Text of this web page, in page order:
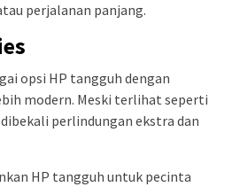
perjalanan panjang.
opsi HP tangguh dengan
modern. Meski terlihat seperti
perlindungan ekstra dan
HP tangguh untuk pecinta